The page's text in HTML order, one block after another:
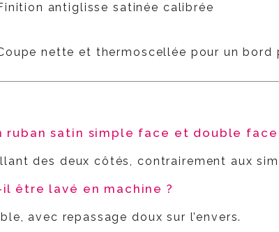
antiglisse satinée calibrée
nette et thermoscellée pour un bord
satin simple face et double face
des deux côtés, contrairement aux
être lavé en machine ?
avec repassage doux sur l’envers.